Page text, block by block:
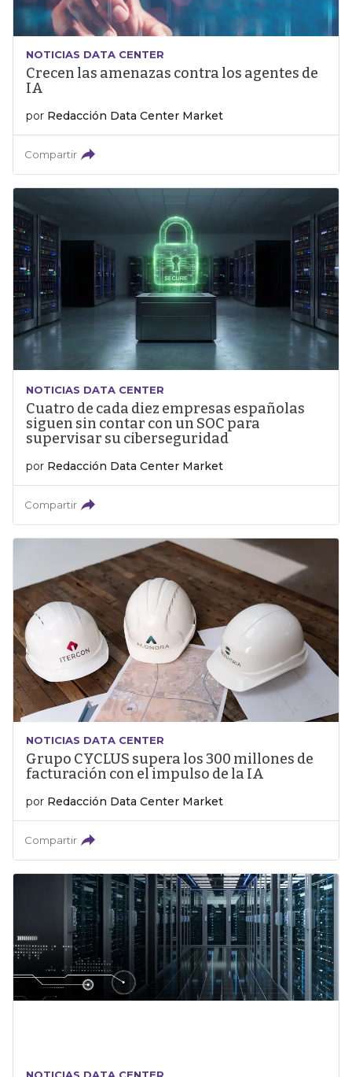
NOTICIAS DATA CENTER
Crecen las amenazas contra los agentes de
IA
por Redacción Data Center Market
Compartir
NOTICIAS DATA CENTER
Cuatro de cada diez empresas españolas
siguen sin contar con un SOC para
supervisar su ciberseguridad
por Redacción Data Center Market
Compartir
NOTICIAS DATA CENTER
Grupo CYCLUS supera los 300 millones de
facturación con el impulso de la IA
por Redacción Data Center Market
Compartir